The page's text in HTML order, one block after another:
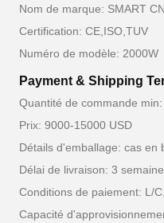
Nom de marque: SMART
Certification: CE,ISO,TUV
Numéro de modèle: 2000W
Payment & Shipping
Quantité de commande min:
Prix: 9000-15000 USD
Détails d'emballage: cas en
Délai de livraison: 3
Conditions de paiement: L/
Capacité